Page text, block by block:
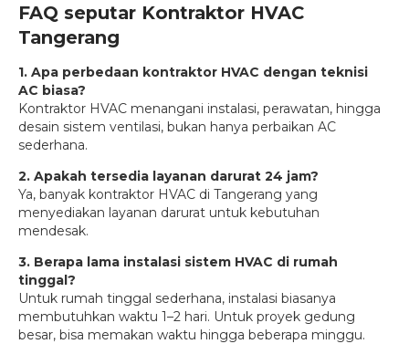
FAQ seputar Kontraktor HVAC
Tangerang
1. Apa perbedaan kontraktor HVAC dengan teknisi
AC biasa?
Kontraktor HVAC menangani instalasi, perawatan, hingga
desain sistem ventilasi, bukan hanya perbaikan AC
sederhana.
2. Apakah tersedia layanan darurat 24 jam?
Ya, banyak kontraktor HVAC di Tangerang yang
menyediakan layanan darurat untuk kebutuhan
mendesak.
3. Berapa lama instalasi sistem HVAC di rumah
tinggal?
Untuk rumah tinggal sederhana, instalasi biasanya
membutuhkan waktu 1–2 hari. Untuk proyek gedung
besar, bisa memakan waktu hingga beberapa minggu.